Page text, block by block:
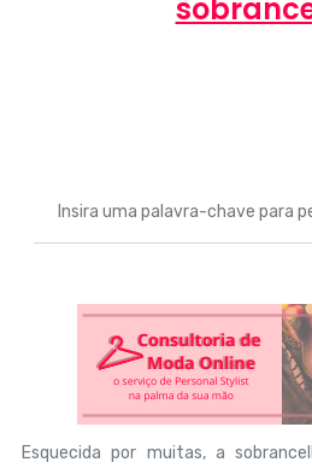
Esquecida por muitas, a